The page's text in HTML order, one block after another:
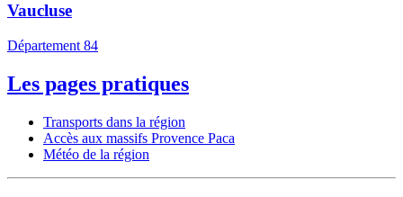
Vaucluse
Département 84
Les pages pratiques
Transports dans la région
Accès aux massifs Provence Paca
Météo de la région